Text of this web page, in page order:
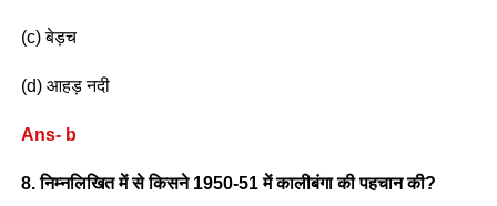
(c) बेड़च
(d) आहड़ नदी
Ans- b
8. निम्नलिखित में से किसने 1950-51 में कालीबंगा की पहचान की?